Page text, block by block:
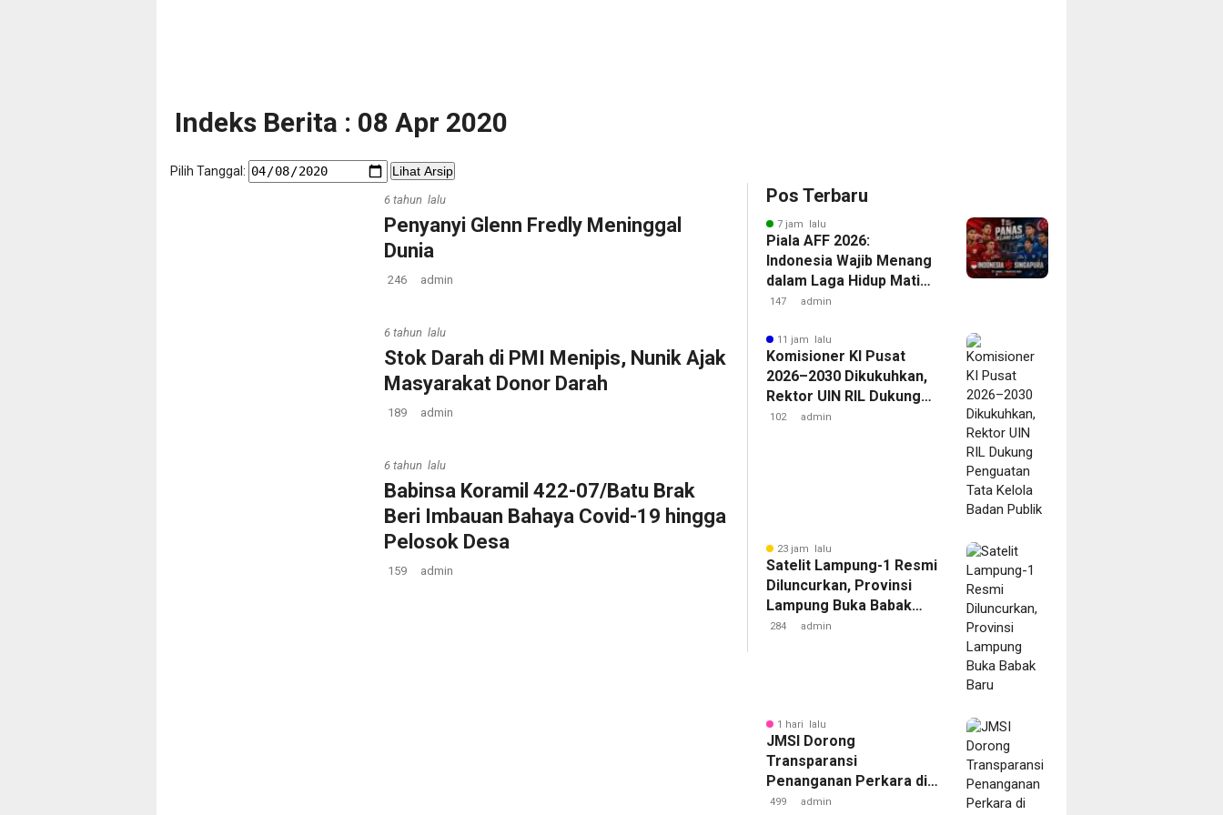
Indeks Berita : 08 Apr 2020
Pilih Tanggal: Lihat Arsip
6 tahun lalu
Penyanyi Glenn Fredly Meninggal
Dunia
246 admin
6 tahun lalu
Stok Darah di PMI Menipis, Nunik Ajak
Masyarakat Donor Darah
189 admin
6 tahun lalu
Babinsa Koramil 422-07/Batu Brak
Beri Imbauan Bahaya Covid-19 hingga
Pelosok Desa
159 admin
Pos Terbaru
7 jam lalu
Piala AFF 2026:
Indonesia Wajib Menang
dalam Laga Hidup Mati
Lawan Singapura
147 admin
11 jam lalu
Komisioner KI Pusat
2026–2030 Dikukuhkan,
Rektor UIN RIL Dukung
Penguatan Tata Kelola
102 admin
23 jam lalu
Satelit Lampung-1 Resmi
Diluncurkan, Provinsi
Lampung Buka Babak
Baru
284 admin
1 hari lalu
JMSI Dorong
Transparansi
Penanganan Perkara di
Kejati Lampung
499 admin